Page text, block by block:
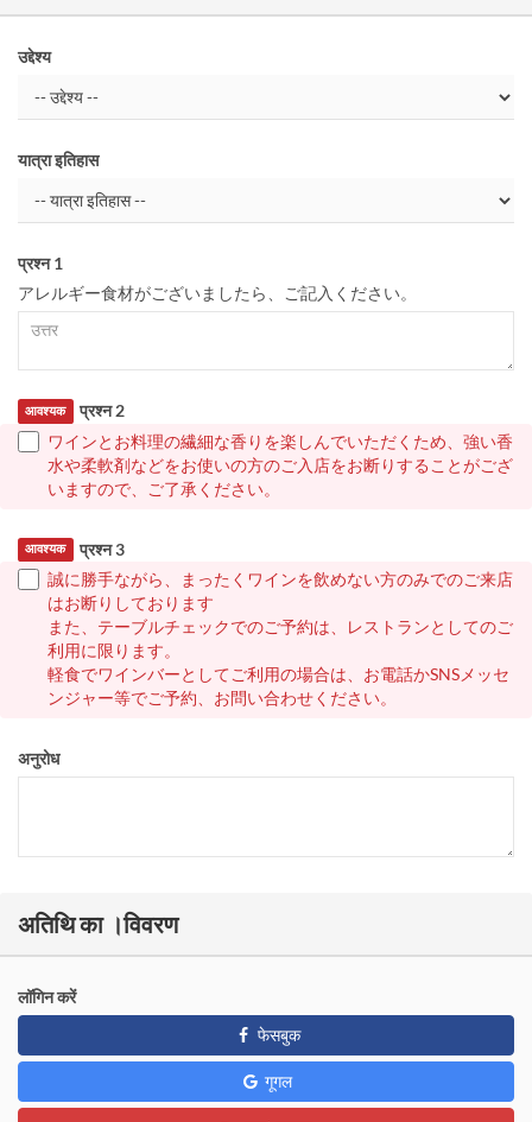
उद्देश्य
यात्रा इतिहास
प्रश्न 1
アレルギー食材がございましたら、ご記入ください。
प्रश्न 2
आवश्यक
ワインとお料理の繊細な香りを楽しんでいただくため、強い香
水や柔軟剤などをお使いの方のご入店をお断りすることがござ
いますので、ご了承ください。
प्रश्न 3
आवश्यक
誠に勝手ながら、まったくワインを飲めない方のみでのご来店
はお断りしております
また、テーブルチェックでのご予約は、レストランとしてのご
利用に限ります。
軽食でワインバーとしてご利用の場合は、お電話かSNSメッセ
ンジャー等でご予約、お問い合わせください。
अनुरोध
अतिथि का ।विवरण
लॉगिन करें
फेसबुक
गूगल